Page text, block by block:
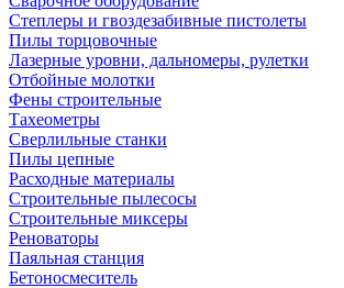
Степлеры и гвоздезабивные пистолеты
Пилы торцовочные
Лазерные уровни, дальномеры, рулетки
Отбойные молотки
Фены строительные
Тахеометры
Сверлильные станки
Пилы цепные
Расходные материалы
Строительные пылесосы
Строительные миксеры
Реноваторы
Паяльная станция
Бетоносмеситель